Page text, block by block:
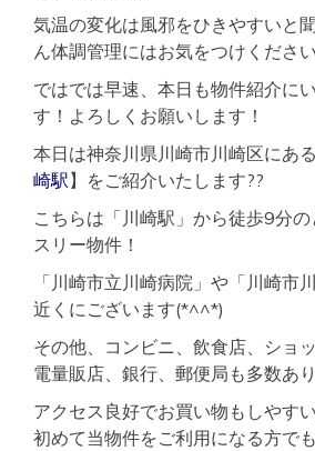
気温の変化は風邪をひきやすいと
ん体調管理にはお気をつけくださ
ではでは早速、本日も物件紹介に
す！よろしくお願いします！
本日は神奈川県川崎市川崎区にあ
崎駅】をご紹介いたします??
こちらは「川崎駅」から徒歩9分
スリー物件！
「川崎市立川崎病院」や「川崎市
近くにございます(*^^*)
その他、コンビニ、飲食店、ショ
電量販店、銀行、郵便局も多数あり
アクセス良好でお買い物もしやす
初めて当物件をご利用になる方で